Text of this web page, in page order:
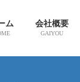
ム 会社概要
GAIYOU